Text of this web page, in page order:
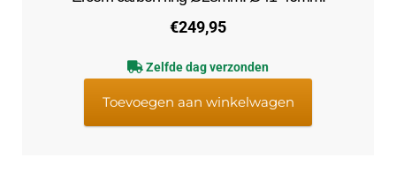
€249,95
Zelfde dag verzonden
Toevoegen aan winkelwagen